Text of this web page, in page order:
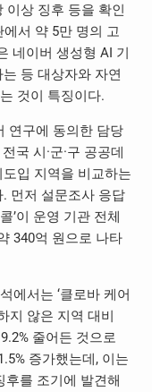
이상 징후 등을 확인
서 약 5만 명의 고
네이버 생성형 AI 기
등 대상자와 자연
것이 특징이다.
연구에 동의한 담당
국 시·군·구 공공데
입 지역을 비교하는
먼저 설문조사 응답
’이 운영 기관 전체
340억 원으로 나타
에서는 ‘클로바 케어
지 않은 지역 대비
줄어든 것으로
증가했는데, 이는
후를 조기에 발견해